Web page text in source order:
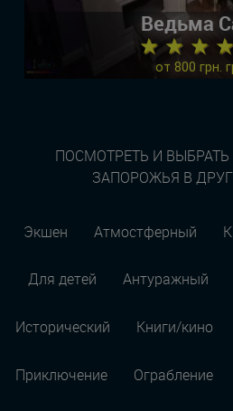
Ведьма
★ ★ ★
от 800 грн.
ПОСМОТРЕТЬ И
ЗАПОРОЖЬЯ В
Экшен Атмостферный
Для детей Антуражный
Исторический Книги/кино
Приключение Ограбление